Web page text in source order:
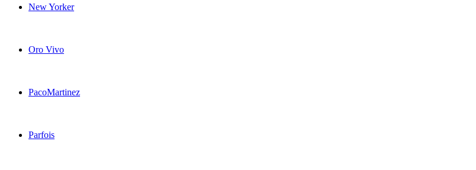
New Yorker
Oro Vivo
PacoMartinez
Parfois